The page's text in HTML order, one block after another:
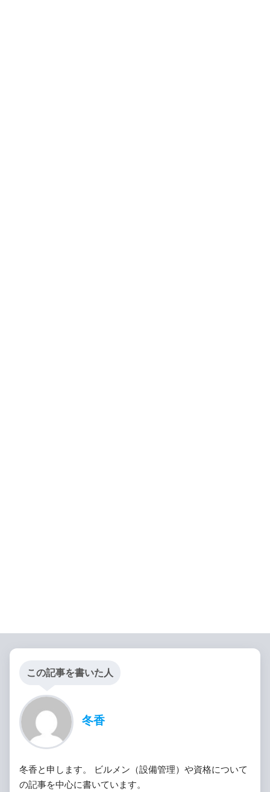
この記事を書いた人
冬香
冬香と申します。 ビルメン（設備管理）や資格について
の記事を中心に書いています。